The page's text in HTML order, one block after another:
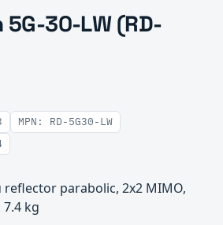
30-LW (RD-
MPN: RD-5G30-LW
parabolic, 2x2 MIMO,
7.4 kg